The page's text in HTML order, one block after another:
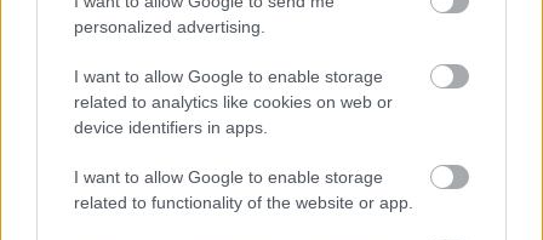
personalized advertising.
I want to allow Google to enable storage
related to analytics like cookies on web or
device identifiers in apps.
I want to allow Google to enable storage
related to functionality of the website or app.